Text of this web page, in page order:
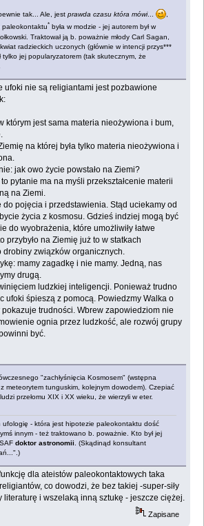
tak... Ale, jestprawda czasu która mówi...
,
* była w modzie - jej autorem był w
Traktował ją b. poważnie młody Carl Sagan,
radzieckich uczonych (głównie w intencji przys***
tylko jej popularyzatorem (tak skutecznym, że
ufoki nie są religiantami jest pozbawione
którym jest sama materia nieożywiona i bum,
na której była tylko materia nieożywiona i
jak owo życie powstało na Ziemi?
pytanie ma na myśli przekształcenie materii
na Ziemi.
do pojęcia i przedstawienia. Stąd uciekamy od
życia z kosmosu. Gdzieś indziej mogą być
do wyobrażenia, które umożliwiły łatwe
przybyło na Ziemię już to w statkach
związków organicznych.
mamy zagadkę i nie mamy. Jedną, nas
drugą.
ludzkiej inteligencji. Ponieważ trudno
ufoki śpieszą z pomocą. Powiedzmy Walka o
trudności. Wbrew zapowiedziom nie
ognia przez ludzkość, ale rozwój grupy
być.
"zachłyśnięcia Kosmosem" (wstępna
meteorytem tunguskim, kolejnym dowodem). Czepiać
przełomu XIX i XX wieku, że wierzyli w eter.
ufologię - która jest hipotezie paleokontaktu dość
innym - też traktowano b. poważnie. Kto był jej
doktor astronomii
. (Skądinąd konsultant
dla ateistów paleokontaktowych taka
co dowodzi, że bez takiej -super-siły
literaturę i wszelaką inną sztukę - jeszcze ciężej.
Zapisane